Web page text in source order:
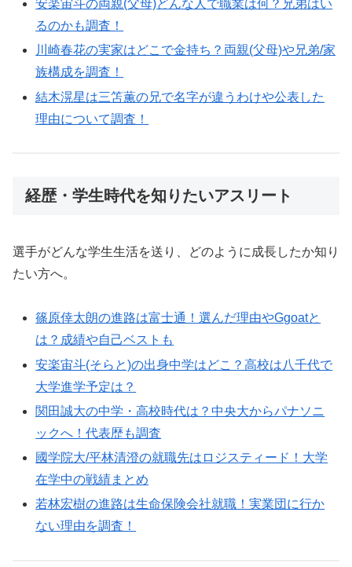
安楽宙斗の両親(父母)どんな人で職業は何？兄弟はい
るのかも調査！
川崎春花の実家はどこで金持ち？両親(父母)や兄弟/家
族構成を調査！
結木滉星は三笘薫の兄で名字が違うわけや公表した
理由について調査！
経歴・学生時代を知りたいアスリート
選手がどんな学生生活を送り、どのように成長したか知り
たい方へ。
篠原倖太朗の進路は富士通！選んだ理由やGgoatと
は？成績や自己ベストも
安楽宙斗(そらと)の出身中学はどこ？高校は八千代で
大学進学予定は？
関田誠大の中学・高校時代は？中央大からパナソニ
ックへ！代表歴も調査
國学院大/平林清澄の就職先はロジスティード！大学
在学中の戦績まとめ
若林宏樹の進路は生命保険会社就職！実業団に行か
ない理由を調査！